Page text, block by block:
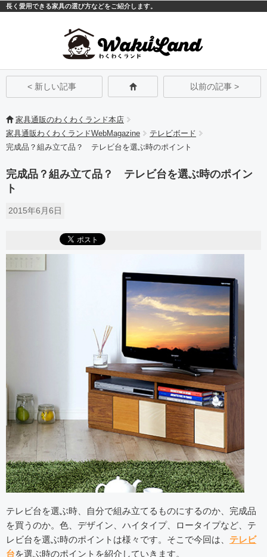
長く愛用できる家具の選び方などをご紹介します。
< 新しい記事 以前の記事 >
家具通販のわくわくランド本店
家具通販わくわくランドWebMagazine
テレビボード
完成品？組み立て品？ テレビ台を選ぶ時のポイント
完成品？組み立て品？ テレビ台を選ぶ時のポイン
ト
2015年6月6日
テレビ台を選ぶ時、自分で組み立てるものにするのか、完成品
を買うのか。色、デザイン、ハイタイプ、ロータイプなど、テ
レビ台を選ぶ時のポイントは様々です。そこで今回は、 テレビ
台を選ぶ時のポイントを紹介していきます。
モバイルPC